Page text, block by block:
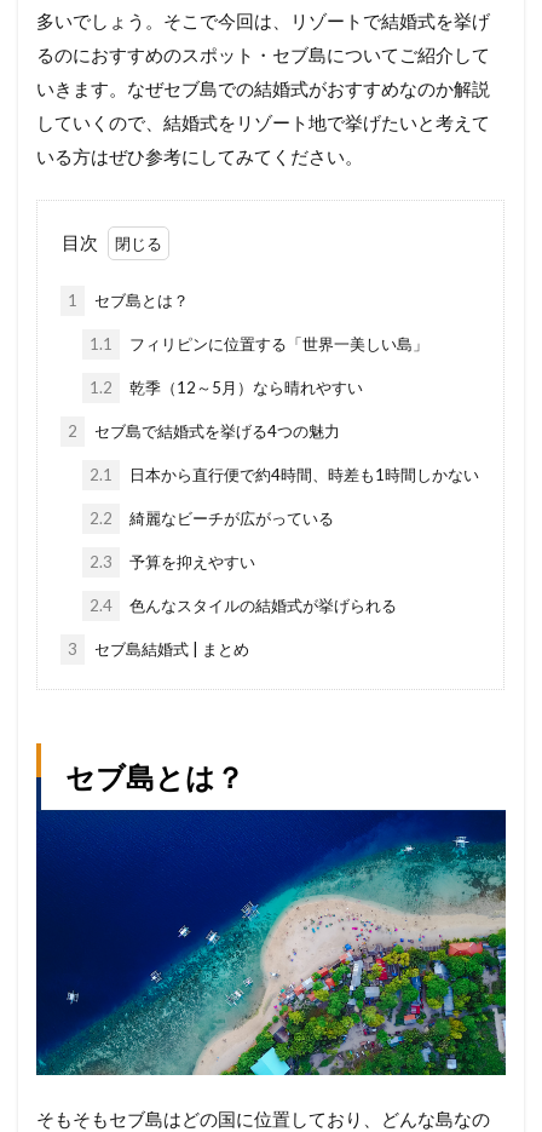
多いでしょう。そこで今回は、リゾートで結婚式を挙げ
るのにおすすめのスポット・セブ島についてご紹介して
いきます。なぜセブ島での結婚式がおすすめなのか解説
していくので、結婚式をリゾート地で挙げたいと考えて
いる方はぜひ参考にしてみてください。
目次
1 セブ島とは？
1.1 フィリピンに位置する「世界一美しい島」
1.2 乾季（12～5月）なら晴れやすい
2 セブ島で結婚式を挙げる4つの魅力
2.1 日本から直行便で約4時間、時差も1時間しかない
2.2 綺麗なビーチが広がっている
2.3 予算を抑えやすい
2.4 色んなスタイルの結婚式が挙げられる
3 セブ島結婚式 | まとめ
セブ島とは？
そもそもセブ島はどの国に位置しており、どんな島なの